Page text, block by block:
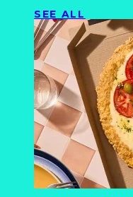
SEE ALL